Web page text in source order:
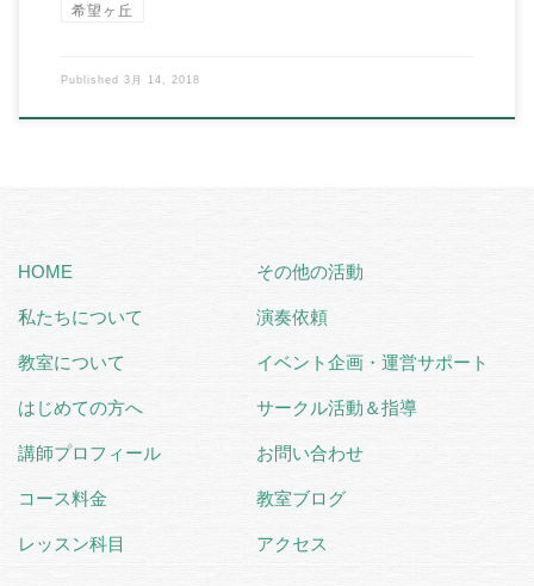
希望ヶ丘
Published 3月 14, 2018
HOME
私たちについて
教室について
はじめての方へ
講師プロフィール
コース料金
レッスン科目
その他の活動
演奏依頼
イベント企画・運営サポート
サークル活動＆指導
お問い合わせ
教室ブログ
アクセス